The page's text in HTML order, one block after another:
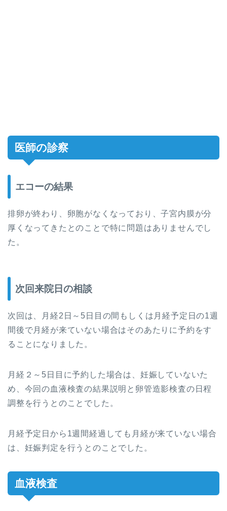
医師の診察
エコーの結果
排卵が終わり、卵胞がなくなっており、子宮内膜が分
厚くなってきたとのことで特に問題はありませんでし
た。
次回来院日の相談
次回は、月経2日～5日目の間もしくは月経予定日の1週
間後で月経が来ていない場合はそのあたりに予約をす
ることになりました。
月経２～5日目に予約した場合は、妊娠していないた
め、今回の血液検査の結果説明と卵管造影検査の日程
調整を行うとのことでした。
月経予定日から1週間経過しても月経が来ていない場合
は、妊娠判定を行うとのことでした。
血液検査